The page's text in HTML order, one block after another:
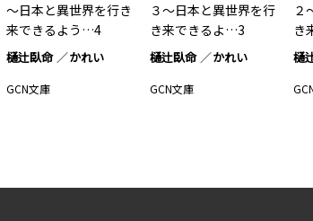
～日本と異世界を行き
来できるよう…4
樋辻臥命 かれい
GCN文庫
３～日本と異世界を行
き来できるよ…3
樋辻臥命 かれい
GCN文庫
２
き
樋